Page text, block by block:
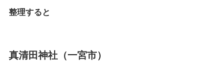
整理すると
真清田神社（一宮市）